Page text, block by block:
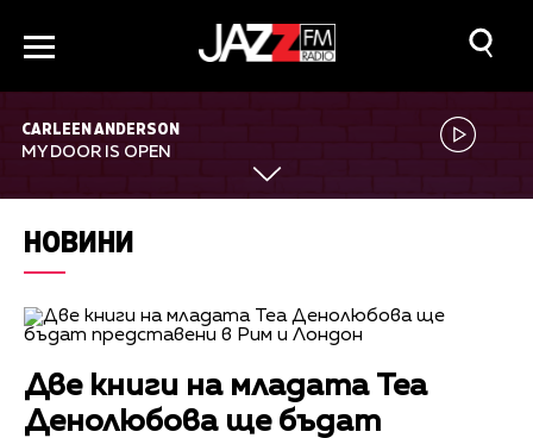
CARLEEN ANDERSON
MY DOOR IS OPEN
НОВИНИ
Две книги на младата Теа
Денолюбова ще бъдат